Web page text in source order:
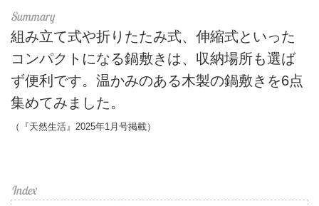
組み立て式や折りたたみ式、伸縮式といった
コンパクトになる鍋敷きは、収納場所も選ば
ず便利です。温かみのある木製の鍋敷きを6点
集めてみました。
（『天然生活』2025年1月号掲載）